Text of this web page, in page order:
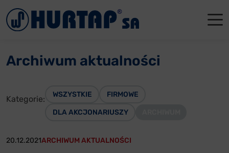
Archiwum aktualności
Kategorie: WSZYSTKIE FIRMOWE
DLA AKCJONARIUSZY
20.12.2021ARCHIWUM AKTUALNOŚCI
Menu
Aktualności
Współpraca
Reklamacje